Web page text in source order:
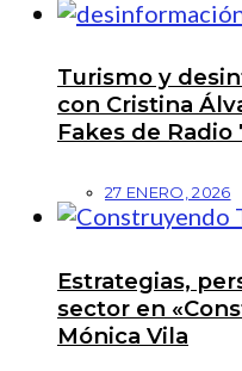
Turismo y
con Cristina
Fakes de Radio
27 ENERO, 2026
Estrategias,
sector en
Mónica Vila